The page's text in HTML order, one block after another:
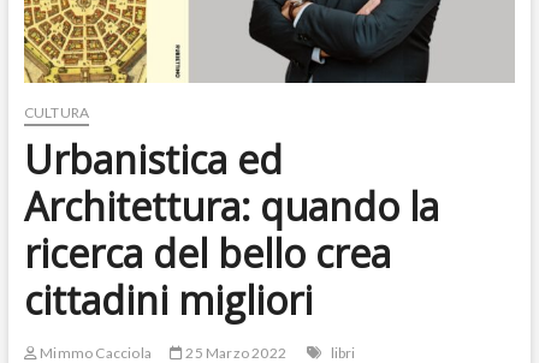
CULTURA
Urbanistica ed
Architettura: quando la
ricerca del bello crea
cittadini migliori
Mimmo Cacciola 25 Marzo 2022 libri